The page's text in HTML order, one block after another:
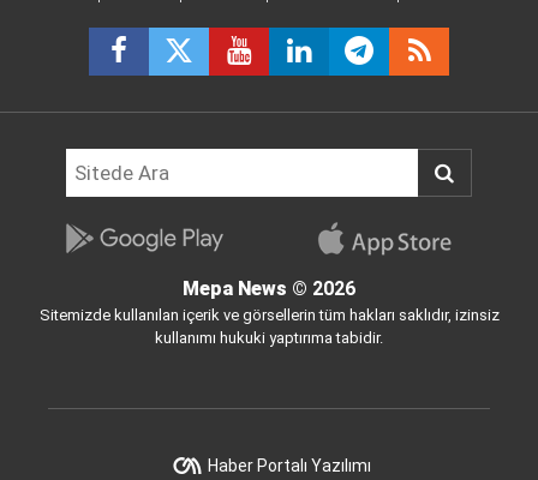
Mepa News © 2026
Sitemizde kullanılan içerik ve görsellerin tüm hakları saklıdır, izinsiz
kullanımı hukuki yaptırıma tabidir.
Haber Portalı Yazılımı